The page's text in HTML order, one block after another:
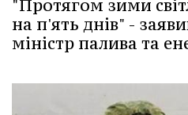
"Протягом зими
на п'ять днів" -
міністр палива та